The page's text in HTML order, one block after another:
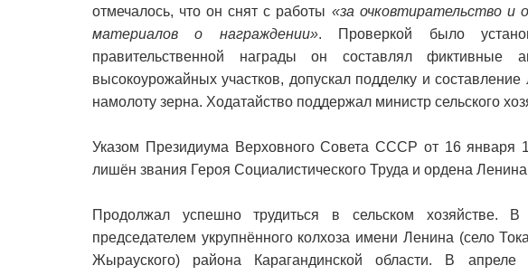
отмечалось, что он снят с работы «за очковтирательство и
материалов о награждении». Проверкой было
правительственной награды он составлял фиктивные
высокоурожайных участков, допускал подделку и
намолоту зерна. Ходатайство поддержал министр сельского
Указом Президиума Верховного Совета СССР от 16 января
лишён звания Героя Социалистического Труда и ордена
Продолжал успешно трудиться в сельском
председателем укрупнённого колхоза имени Ленина (село
Жырауского) района Карагандинской области. В апреле